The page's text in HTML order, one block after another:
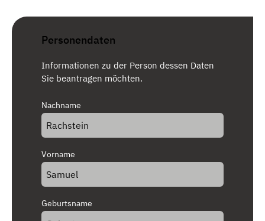
Personendaten
Informationen zu der Person dessen Daten
Sie beantragen möchten.
Nachname
Vorname
Geburtsname